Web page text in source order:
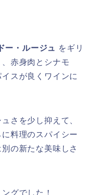
ー・ルージュ をギリ
赤身肉とシナモ
スが良くワインに
さを少し抑えて、
料理のスパイシー
の新たな美味しさ
グでした！